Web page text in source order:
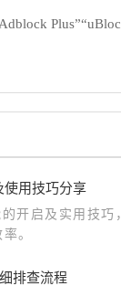
使用技巧分享
开启及实用技巧
。
排查流程